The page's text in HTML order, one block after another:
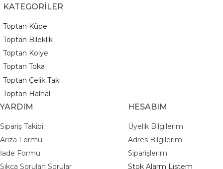
detaylarıyla uzun ömürlü kullanım sunar. Sezonun
avantajlı toptan fiyatlarla stoklarınıza ekleyerek
işletmenizin satış hacmini artırın.
KATEGORİLER
Toptan Küpe
Toptan Bileklik
Toptan Kolye
Toptan Toka
Toptan Çelik Takı
Toptan Halhal
YARDIM
Sipariş Takibi
Arıza Formu
İade Formu
Sıkça Sorulan Sorular
HESABIM
Üyelik Bilgilerim
Adres Bilgilerim
Siparişlerim
Stok Alarm Listem